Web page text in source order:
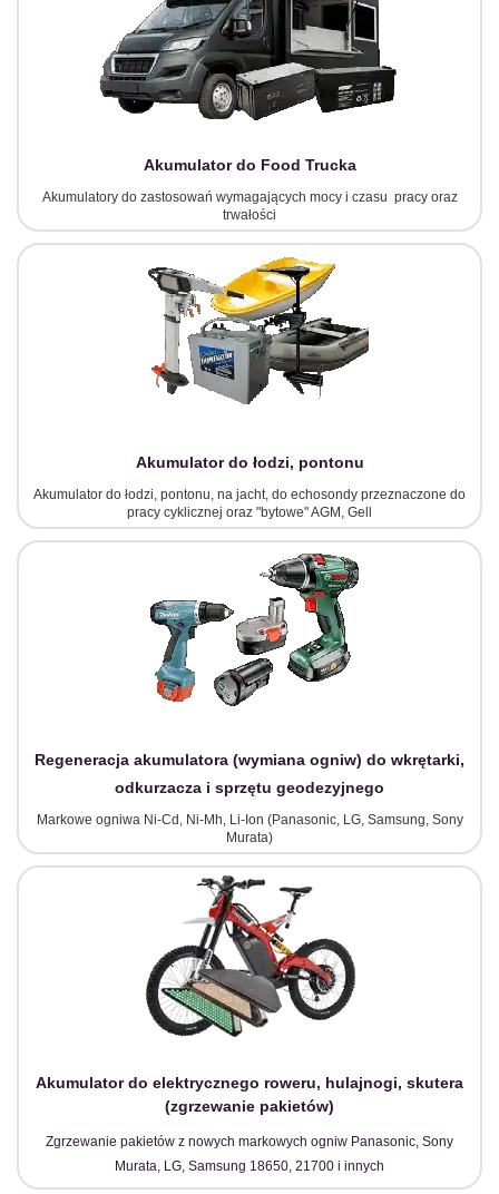
Akumulator do Food Trucka
Akumulatory do zastosowań wymagających mocy i czasu pracy oraz
trwałości
Akumulator do łodzi, pontonu
Akumulator do łodzi, pontonu, na jacht, do echosondy przeznaczone do
pracy cyklicznej oraz "bytowe" AGM, Gell
Regeneracja akumulatora (wymiana ogniw) do wkrętarki,
odkurzacza i sprzętu geodezyjnego
Markowe ogniwa Ni-Cd, Ni-Mh, Li-Ion (Panasonic, LG, Samsung, Sony
Murata)
Akumulator do elektrycznego roweru, hulajnogi, skutera
(zgrzewanie pakietów)
Zgrzewanie pakietów z nowych markowych ogniw Panasonic, Sony
Murata, LG, Samsung 18650, 21700 i innych